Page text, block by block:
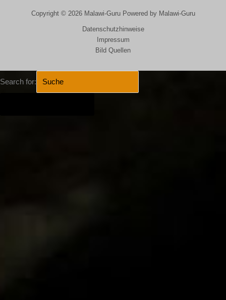
Copyright © 2026 Malawi-Guru Powered by Malawi-Guru
Datenschutzhinweise
Impressum
Bild Quellen
Search for: